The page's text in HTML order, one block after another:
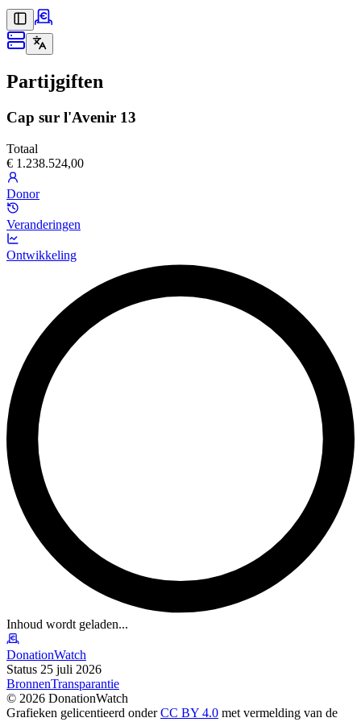
Partijgiften
Cap sur l'Avenir 13
Totaal
€ 1.238.524,00
Donor
Veranderingen
Ontwikkeling
Inhoud wordt geladen...
DonationWatch
Status 25 juli 2026
BronnenTransparantie
© 2026 DonationWatch
Grafieken gelicentieerd onderCC BY 4.0 met vermelding van de